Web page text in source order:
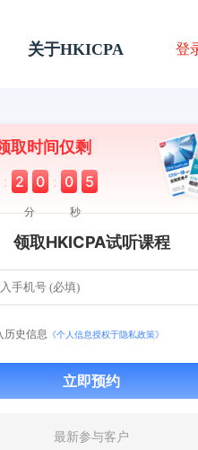
关于HKICPA 登
取时间仅剩
: 2 0 : 0 4
分 秒
领取HKICPA试听课程
历史信息 《个人信息授权于隐私政策》
立即预约
最新参与客户
163 112****290
130****8017 1 天